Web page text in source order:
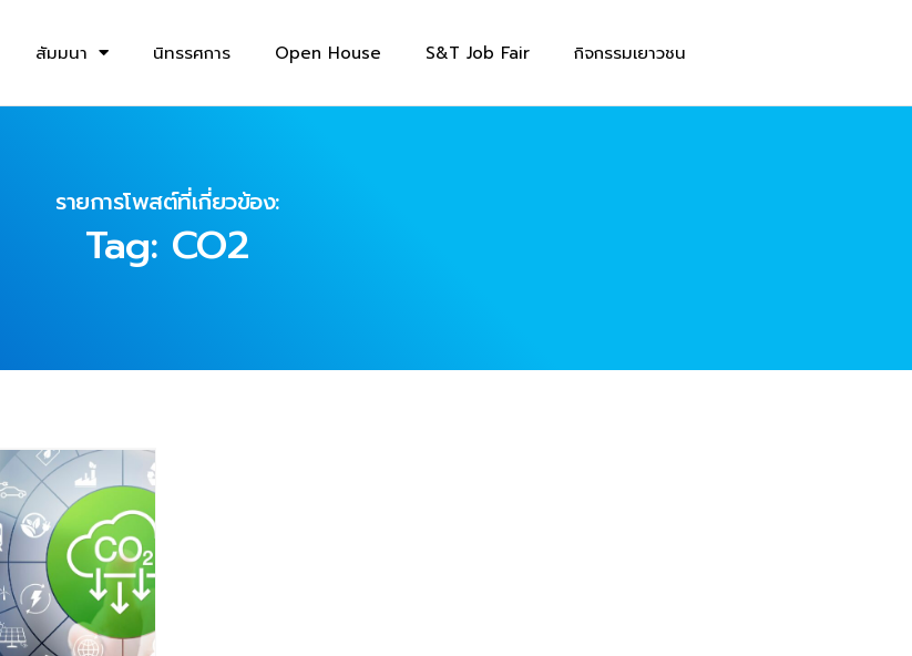
สัมมนา นิทรรศการ Open House S&T Job Fair กิจกรรมเยาวชน
รายการโพสต์ที่เกี่ยวข้อง:
Tag: CO2